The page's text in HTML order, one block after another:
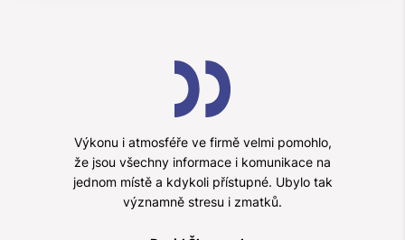
Výkonu i atmosféře ve firmě velmi pomohlo,
že jsou všechny informace i komunikace na
jednom místě a kdykoli přístupné. Ubylo tak
významně stresu i zmatků.